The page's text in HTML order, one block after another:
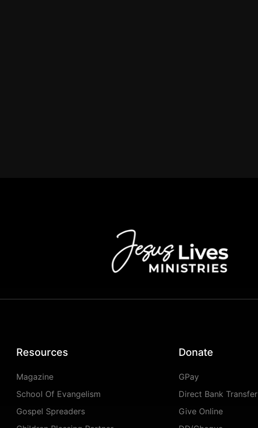
Resources
Magazine
School Of Evangelism
Gospel Spreaders
Donate
GPay
Direct Bank Transfer
Give Online